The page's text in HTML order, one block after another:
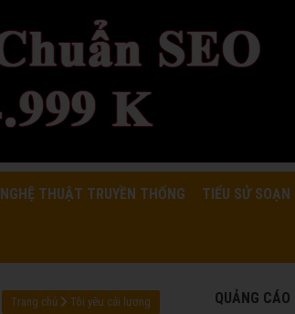
NGHỆ THUẬT TRUYỀN THỐNG TIỂU SỬ
Trang chủ Tôi yêu cải lương QUẢNG CÁO